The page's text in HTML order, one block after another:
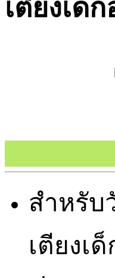
เตียงเด็
สำหรับ
เตียงเ